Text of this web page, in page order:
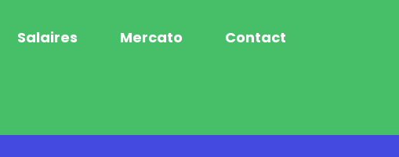
Salaires Mercato Contact